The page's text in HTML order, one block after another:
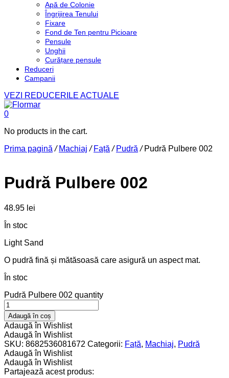
Apă de Colonie
Îngrijirea Tenului
Fixare
Fond de Ten pentru Picioare
Pensule
Unghii
Curățare pensule
Reduceri
Campanii
VEZI REDUCERILE ACTUALE
0
No products in the cart.
Prima pagină / Machiaj / Față / Pudră / Pudră Pulbere 002
Pudră Pulbere 002
48.95 lei
În stoc
Light Sand
O pudră fină și mătăsoasă care asigură un aspect mat.
În stoc
Pudră Pulbere 002 quantity
Adaugă în coș
Adaugă în Wishlist
Adaugă în Wishlist
SKU: 8682536081672 Categorii: Față, Machiaj, Pudră
Adaugă în Wishlist
Adaugă în Wishlist
Partajează acest produs: